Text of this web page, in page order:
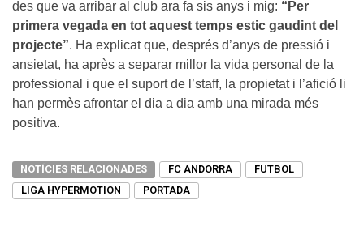
des que va arribar al club ara fa sis anys i mig: “Per
primera vegada en tot aquest temps estic gaudint del
projecte”. Ha explicat que, després d’anys de pressió i
ansietat, ha après a separar millor la vida personal de la
professional i que el suport de l’staff, la propietat i l’afició li
han permès afrontar el dia a dia amb una mirada més
positiva.
NOTÍCIES RELACIONADES FC ANDORRA
FUTBOL
LIGA HYPERMOTION
PORTADA